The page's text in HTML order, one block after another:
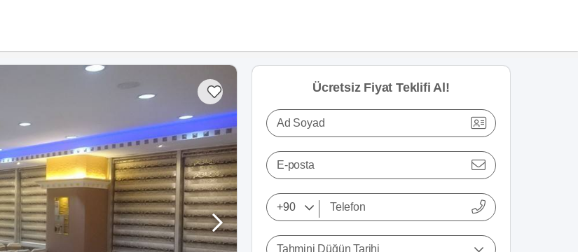
Ücretsiz Fiyat Teklifi Al!
Ad Soyad
E-posta
Tahmini Düğün Tarihi